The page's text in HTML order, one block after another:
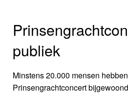
publiek
Minstens 20.000 mensen
Prinsengrachtconcert